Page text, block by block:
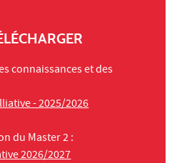
connaissances et des
- 2025/2026
du Master 2 :
2026/2027